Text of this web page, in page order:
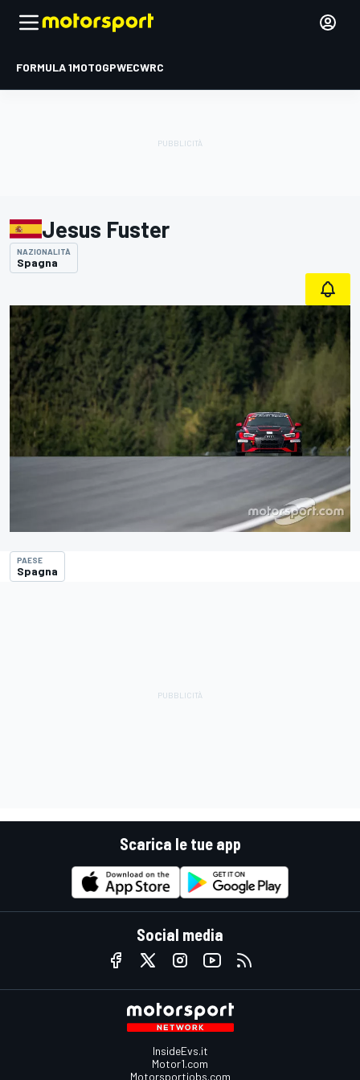
FORMULA 1MOTOGPWECWRC
Jesus Fuster
NAZIONALITÀ
Spagna
PAESE
Spagna
Scarica le tue app
Social media
InsideEvs.it
Motor1.com
Motorsportjobs.com